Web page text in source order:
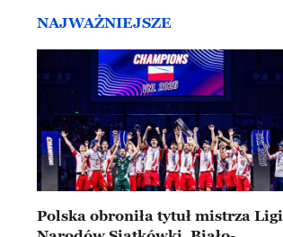
NAJWAŻNIEJSZE
Polska obroniła tytuł mistrza Ligi